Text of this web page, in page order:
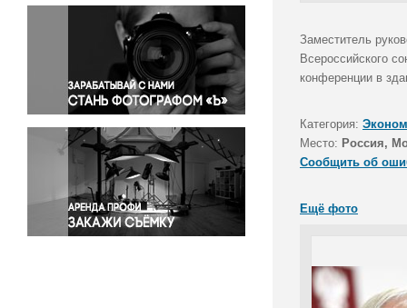
Окружающая среда
Политика
Правосудие
Происшествия и конфликты
Религия
Светская жизнь
Спорт
Экология
Экономика и бизнес
Заместитель
Всероссийского
конференции в
Категория:
Место: Россия,
Сообщить об
Ещё фото